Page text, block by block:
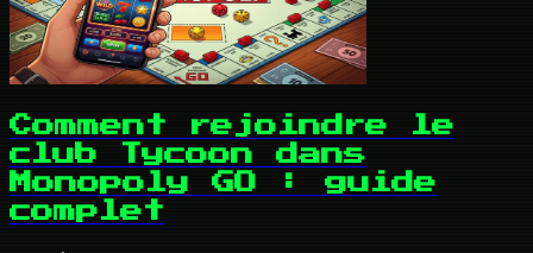
Comment rejoindre le
club Tycoon dans
Monopoly GO : guide
complet